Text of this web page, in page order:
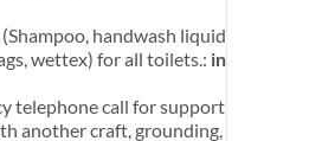
handwash liquid, 2 toilet
wettex) for all toilets.: included in
telephone call for support
another craft, grounding, loss of